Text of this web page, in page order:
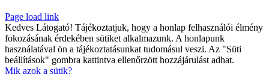
Page load link
Kedves Látogató! Tájékoztatjuk, hogy a honlap felhasználói élmény
fokozásának érdekében sütiket alkalmazunk. A honlapunk
használatával ön a tájékoztatásunkat tudomásul veszi. Az "Süti
beállítások" gombra kattintva ellenőrzött hozzájárulást adhat.
Mik azok a sütik?